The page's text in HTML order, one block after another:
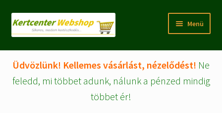
Ugrás
Kilépés
Menü
Rólunk
Fiókom/regisztráció
Üdvözlünk! Kellemes vásárlást, nézelődést! Ne
feledd, mi többet adunk, nálunk a pénzed mindig
többet ér!